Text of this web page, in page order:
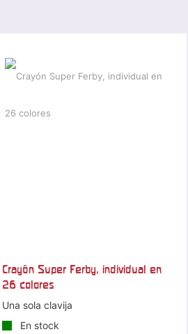
Crayón Super Ferby, individual en
26 colores
Una sola clavija
En stock